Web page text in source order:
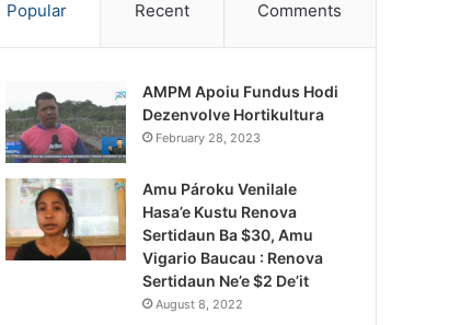
Popular Recent Comments
AMPM Apoiu Fundus Hodi
Dezenvolve Hortikultura
February 28, 2023
Amu Pároku Venilale
Hasa’e Kustu Renova
Sertidaun Ba $30, Amu
Vigario Baucau : Renova
Sertidaun Ne’e $2 De’it
August 8, 2022